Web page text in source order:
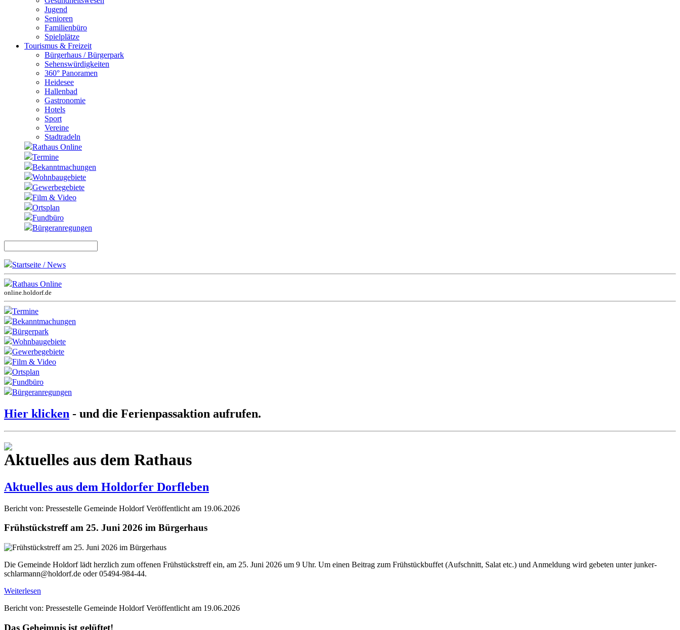
Jugend
Senioren
Familienbüro
Spielplätze
Tourismus & Freizeit
Bürgerhaus / Bürgerpark
Sehenswürdigkeiten
360° Panoramen
Heidesee
Hallenbad
Gastronomie
Hotels
Sport
Vereine
Stadtradeln
Rathaus Online
Termine
Bekanntmachungen
Wohnbaugebiete
Gewerbegebiete
Film & Video
Ortsplan
Fundbüro
Bürgeranregungen
Startseite / News
Rathaus Online
online.holdorf.de
Termine
Bekanntmachungen
Bürgerpark
Wohnbaugebiete
Gewerbegebiete
Film & Video
Ortsplan
Fundbüro
Bürgeranregungen
Hier klicken - und die Ferienpassaktion aufrufen.
Aktuelles aus dem Rathaus
Aktuelles aus dem Holdorfer Dorfleben
Bericht von: Pressestelle Gemeinde Holdorf Veröffentlicht am 19.06.2026
Frühstückstreff am 25. Juni 2026 im Bürgerhaus
Die Gemeinde Holdorf lädt herzlich zum offenen Frühstückstreff ein, am 25. Juni 2026 um 9 Uhr. Um einen Beitrag zum Frühstückbuffet (Aufschnitt, Salat etc.) und Anmeldung wird gebeten unter junker-
schlarmann@holdorf.de oder 05494-984-44.
Weiterlesen
Bericht von: Pressestelle Gemeinde Holdorf Veröffentlicht am 19.06.2026
Das Geheimnis ist gelüftet!